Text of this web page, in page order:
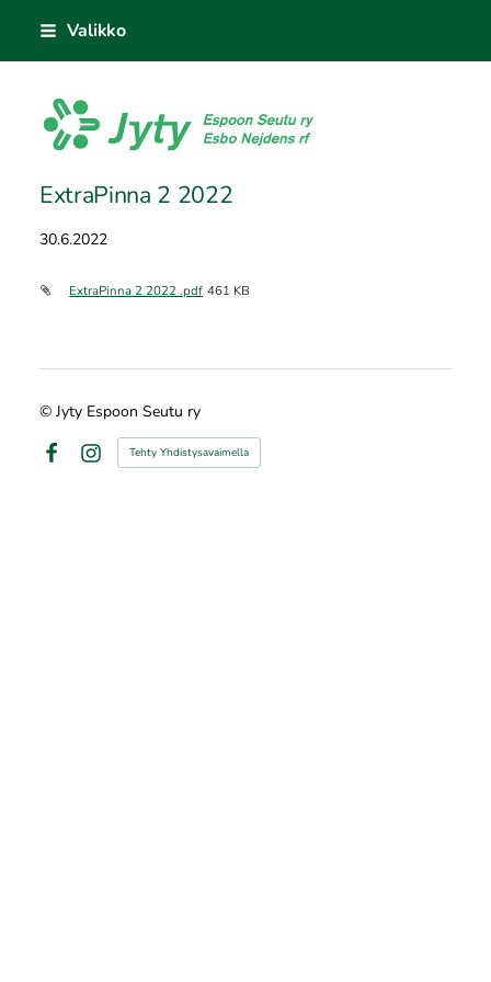
sisältöön
Valikko
Jyty Espoon Seutu ry
ExtraPinna 2 2022
30.6.2022
ExtraPinna 2 2022 .pdf 461 KB
© Jyty Espoon Seutu ry
FacebookInstagram
Tehty Yhdistysavaimella